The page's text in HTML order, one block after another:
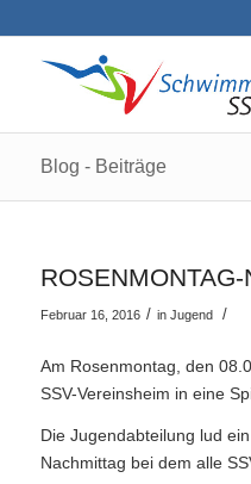
Blog - Beiträge
Februar 16, 2016 / in Jugend /
Am Rosenmontag, den
SSV-Vereinsheim in eine
Die Jugendabteilung lud
Nachmittag bei dem alle